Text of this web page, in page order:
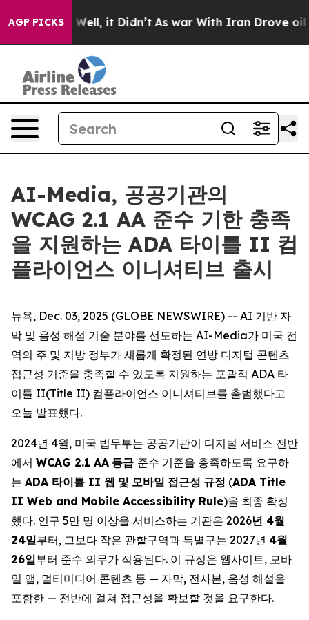
AGP PICKS
40%. Well, it Didn’t As war With Iran Drove oil
AI-Media, 공공기관의
WCAG 2.1 AA 준수 기한 충족
을 지원하는 ADA 타이틀 II 컴
플라이언스 이니셔티브 출시
뉴욕, Dec. 03, 2025 (GLOBE NEWSWIRE) -- AI 기반 자
막 및 음성 해설 기술 분야를 선도하는 AI-Media가 미국 전
역의 주 및 지방 정부가 새롭게 확정된 연방 디지털 콘텐츠
접근성 기준을 충족할 수 있도록 지원하는 포괄적 ADA 타
이틀 II(Title II) 컴플라이언스 이니셔티브를 출범했다고
오늘 발표했다.
2024년 4월, 미국 법무부는 공공기관이 디지털 서비스 전반
에서 WCAG 2.1 AA 등급 준수 기준을 충족하도록 요구하
는 ADA 타이틀 II 웹 및 모바일 접근성 규정 (ADA Title
II Web and Mobile Accessibility Rule)을 최종 확정
했다. 인구 5만 명 이상을 서비스하는 기관은 2026년 4월
24일부터, 그보다 작은 관할구역과 특별구는 2027년 4월
26일부터 준수 의무가 적용된다. 이 규정은 웹사이트, 모바
일 앱, 멀티미디어 콘텐츠 등 — 자막, 전사본, 음성 해설을
포함한 — 전반에 걸쳐 접근성을 확보할 것을 요구한다.